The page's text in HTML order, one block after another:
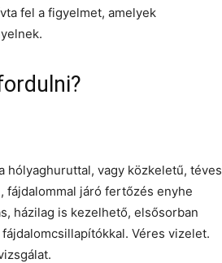
fel a figyelmet, amelyek
hólyaghuruttal, vagy közkeletű, téves
fájdalommal járó fertőzés enyhe
házilag is kezelhető, elsősorban
Véres vizelet.